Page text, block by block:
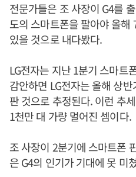
전문가들은 조 사장이 G4를
도의 스마트폰을 팔아야 올해
있을 것으로 내다봤다.
LG전자는 지난 1분기 스마트
감안하면 LG전자는 올해 상
판 것으로 추정된다. 이런 추
1천만 대 가량 멀어진 셈이다.
조 사장이 2분기에 스마트폰
은 G4의 인기가 기대에 못 미